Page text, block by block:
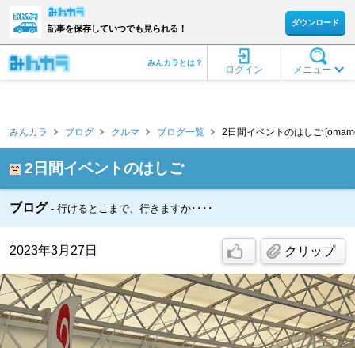
記事を保存していつでも見られる！
ダウンロード
メニュー
ログイン
みんカラとは？
みんカラ ブログ クルマ ブログ一覧 2日間イベントのはしご
2日間イベントのはしご
ブログ 行けるとこまで、行きますか････
2023年3月27日 クリップ